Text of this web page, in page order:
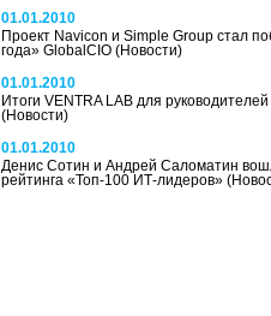
01.01.2010
Проект Navicon и Simple Group стал
года» GlobalCIO (Новости)
01.01.2010
Итоги VENTRA LAB для
(Новости)
01.01.2010
Денис Сотин и Андрей Саломатин
рейтинга «Топ-100 ИТ-лидеров»